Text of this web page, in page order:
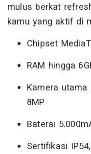
mulus berkat
kamu yang aktif di
Chipset
RAM hingga
Kamera
8MP
Baterai
Sertifikasi